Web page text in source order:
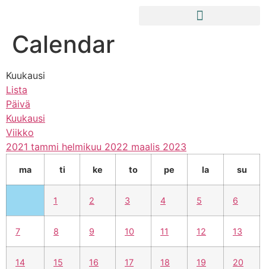
Calendar
Kuukausi
Lista
Päivä
Kuukausi
Viikko
2021 tammi helmikuu 2022 maalis 2023
ma ti ke to pe la su
1 2 3 4 5 6
7 8 9 10 11 12 13
14 15 16 17 18 19 20